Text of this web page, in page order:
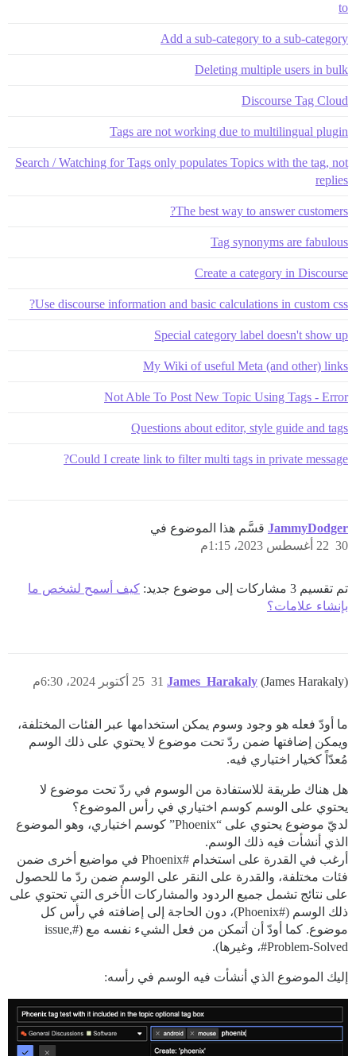
to
Add a sub-category to a sub-category
Deleting multiple users in bulk
Discourse Tag Cloud
Tags are not working due to multilingual plugin
Search / Watching for Tags only populates Topics with the tag, not
replies
The best way to answer customers?
Tag synonyms are fabulous
Create a category in Discourse
Use discourse information and basic calculations in custom css?
Special category label doesn't show up
My Wiki of useful Meta (and other) links
Not Able To Post New Topic Using Tags - Error
Questions about editor, style guide and tags
Could I create link to filter multi tags in private message?
JammyDodger قسَّم هذا الموضوع في
22 أغسطس 2023، 1:15م 30
تم تقسيم 3 مشاركات إلى موضوع جديد:
كيف أسمح لشخص ما
بإنشاء علامات؟
James_Harakaly (James Harakaly) 25 أكتوبر 2024، 6:30م 31
ما أودّ فعله هو وجود وسوم يمكن استخدامها عبر الفئات المختلفة،
ويمكن إضافتها ضمن ردّ تحت موضوع لا يحتوي على ذلك الوسم
مُعدّاً كخيار اختياري فيه.
هل هناك طريقة للاستفادة من الوسوم في ردّ تحت موضوع لا
يحتوي على الوسم كوسم اختياري في رأس الموضوع؟
لديّ موضوع يحتوي على “Phoenix” كوسم اختياري، وهو الموضوع
الذي أنشأت فيه ذلك الوسم.
أرغب في القدرة على استخدام #Phoenix
في مواضيع أخرى ضمن
فئات مختلفة، والقدرة على النقر على الوسم ضمن ردّ ما للحصول
على نتائج تشمل جميع الردود والمشاركات الأخرى التي تحتوي على
ذلك الوسم (#Phoenix
)، دون الحاجة إلى إضافته في رأس كل
موضوع. كما أودّ أن أتمكن من فعل الشيء نفسه مع (#issue
,
#Problem-Solved، وغيرها).
إليك الموضوع الذي أنشأت فيه الوسم في رأسه: